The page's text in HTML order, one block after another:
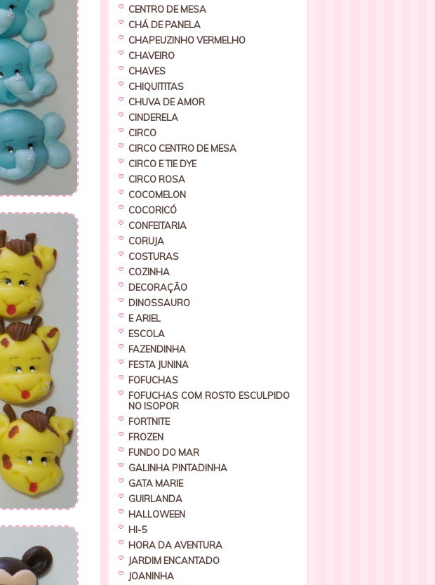
CENTRO DE MESA
CHÁ DE PANELA
CHAPEUZINHO VERMELHO
CHAVEIRO
CHAVES
CHIQUITITAS
CHUVA DE AMOR
CINDERELA
CIRCO
CIRCO CENTRO DE MESA
CIRCO E TIE DYE
CIRCO ROSA
COCOMELON
COCORICÓ
CONFEITARIA
CORUJA
COSTURAS
COZINHA
DECORAÇÃO
DINOSSAURO
E ARIEL
ESCOLA
FAZENDINHA
FESTA JUNINA
FOFUCHAS
FOFUCHAS COM ROSTO ESCULPIDO
NO ISOPOR
FORTNITE
FROZEN
FUNDO DO MAR
GALINHA PINTADINHA
GATA MARIE
GUIRLANDA
HALLOWEEN
HI-5
HORA DA AVENTURA
JARDIM ENCANTADO
JOANINHA